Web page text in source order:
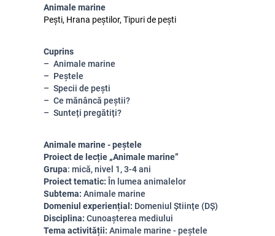
Animale marine
Pești, Hrana peștilor, Tipuri de pești
Cuprins
Animale marine
Peștele
Specii de pești
Ce mănâncă peștii?
Sunteți pregătiți?
Animale marine - peștele
Proiect de lecție „Animale marine”
Grupa: mică, nivel 1, 3-4 ani
Proiect tematic: În lumea animalelor
Subtema: Animale marine
Domeniul experiențial: Domeniul Științe (DȘ)
Disciplina: Cunoașterea mediului
Tema activității: Animale marine - peștele